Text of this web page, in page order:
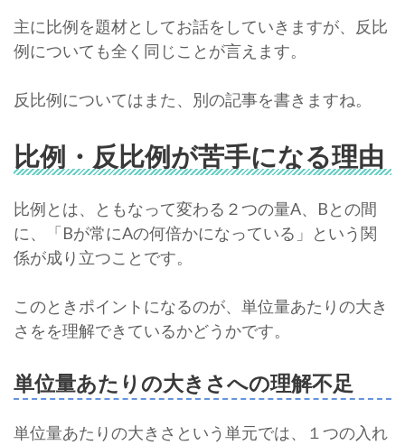
主に比例を題材としてお話をしていきますが、反比
例についても全く同じことが言えます。
反比例についてはまた、別の記事を書きますね。
比例・反比例が苦手になる理由
比例とは、ともなって変わる２つの量A、Bとの間
に、「Bが常にAの何倍かになっている」という関
係が成り立つことです。
このときポイントになるのが、単位量あたりの大き
さをを理解できているかどうかです。
単位量あたりの大きさへの理解不足
単位量あたりの大きさという単元では、１つの入れ